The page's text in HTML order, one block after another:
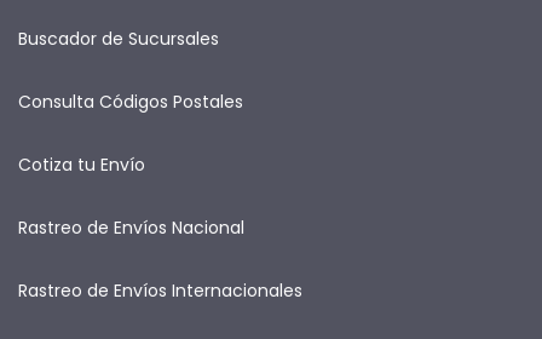
Buscador de Sucursales
Consulta Códigos Postales
Cotiza tu Envío
Rastreo de Envíos Nacional
Rastreo de Envíos Internacionales